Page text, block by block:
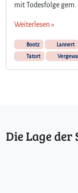
mit Todesfolge gem.
Weiterlesen »
Bootz Lannert
Tatort
Die Lage